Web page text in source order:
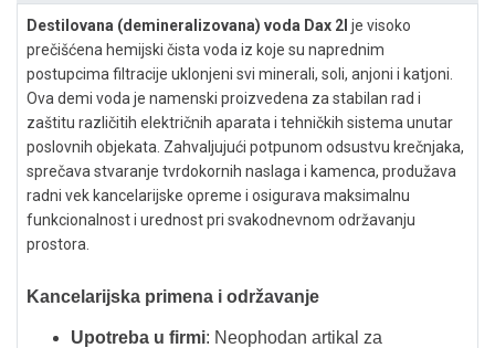
Destilovana (demineralizovana) voda Dax 2l je visoko
prečišćena hemijski čista voda iz koje su naprednim
postupcima filtracije uklonjeni svi minerali, soli, anjoni i katjoni.
Ova demi voda je namenski proizvedena za stabilan rad i
zaštitu različitih električnih aparata i tehničkih sistema unutar
poslovnih objekata. Zahvaljujući potpunom odsustvu krečnjaka,
sprečava stvaranje tvrdokornih naslaga i kamenca, produžava
radni vek kancelarijske opreme i osigurava maksimalnu
funkcionalnost i urednost pri svakodnevnom održavanju
prostora.
Kancelarijska primena i održavanje
Upotreba u firmi: Neophodan artikal za